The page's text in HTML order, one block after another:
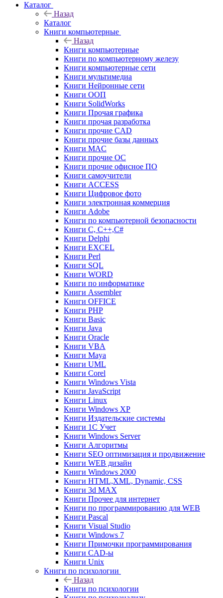
Каталог
Назад
Каталог
Книги компьютерные
Назад
Книги компьютерные
Книги по компьютерному железу
Книги компьютерные сети
Книги мультимедиа
Книги Нейронные сети
Книги ООП
Книги SolidWorks
Книги Прочая графика
Книги прочая разработка
Книги прочие CAD
Книги прочие базы данных
Книги MAC
Книги прочие ОС
Книги прочие офисное ПО
Книги самоучители
Книги ACCESS
Книги Цифровое фото
Книги электронная коммерция
Книги Adobe
Книги по компьютерной безопасности
Книги C, C++,С#
Книги Delphi
Книги EXCEL
Книги Perl
Книги SQL
Книги WORD
Книги по информатике
Книги Assembler
Книги OFFICE
Книги PHP
Книги Basic
Книги Java
Книги Oracle
Книги VBA
Книги Maya
Книги UML
Книги Corel
Книги Windows Vista
Книги JavaScript
Книги Linux
Книги Windows XP
Книги Издательские системы
Книги 1C Учет
Книги Windows Server
Книги Алгоритмы
Книги SEO оптимизация и продвижение
Книги WEB дизайн
Книги Windows 2000
Книги HTML,XML, Dynamic, CSS
Книги 3d MAX
Книги Прочее для интернет
Книги по программированию для WEB
Книги Pascal
Книги Visual Studio
Книги Windows 7
Книги Примочки программирования
Книги CAD-ы
Книги Unix
Книги по психологии
Назад
Книги по психологии